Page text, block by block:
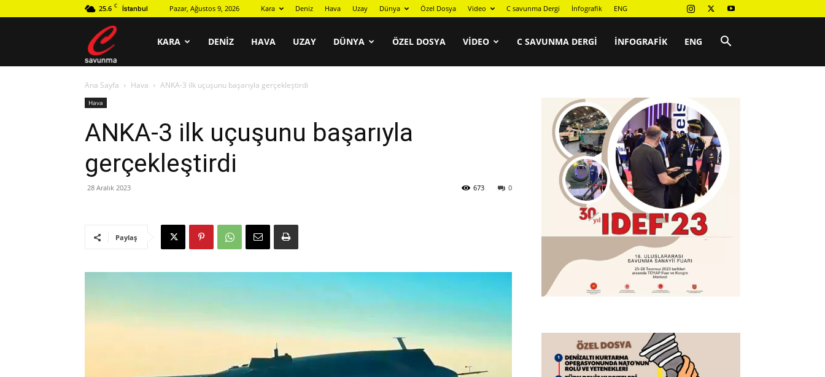
25.6 C İstanbul Pazar, Ağustos 9, 2026 Kara Deniz Hava Uzay Dünya Özel Dosya Video C savunma Dergi İnfografik ENG
savunma
KARA DENIZ HAVA UZAY DÜNYA ÖZEL DOSYA VIDEO C SAVUNMA DERGI İNFOGRAFIK ENG
Ana Sayfa Hava ANKA-3 ilk uçuşunu başarıyla gerçekleştirdi
Hava
ANKA-3 ilk uçuşunu başarıyla
gerçekleştirdi
28 Aralık 2023 0
673
Paylaş